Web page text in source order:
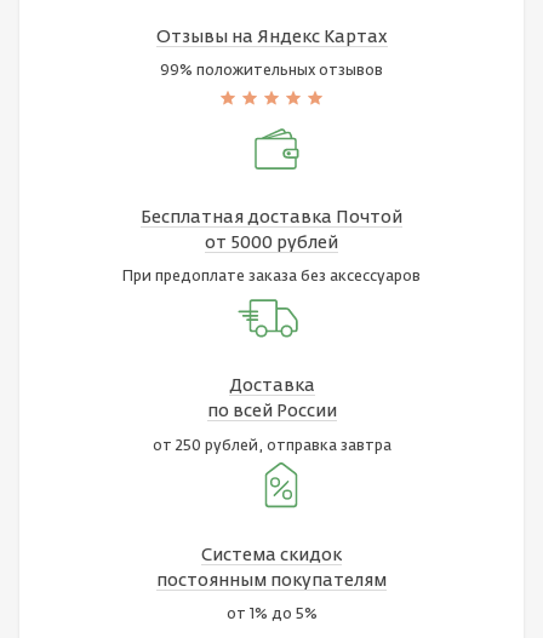
Отзывы на Яндекс Картах
99% положительных отзывов
Бесплатная доставка Почтой
от 5000 рублей
При предоплате заказа без аксессуаров
Доставка
по всей России
от 250 рублей, отправка завтра
Система скидок
постоянным покупателям
от 1% до 5%